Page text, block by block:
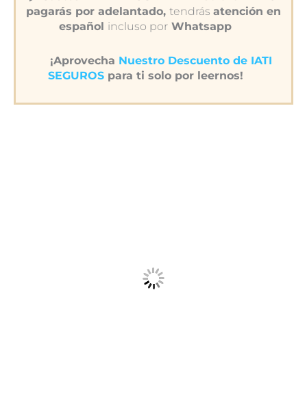
pagarás por adelantado, tendrás atención en
español incluso por Whatsapp
¡Aprovecha Nuestro Descuento de IATI
SEGUROSpara ti solo por leernos!